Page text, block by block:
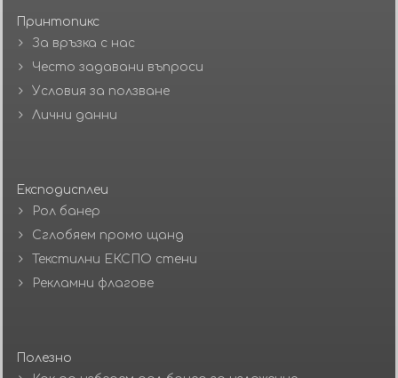
Принтопикс
За връзка с нас
Често задавани въпроси
Условия за ползване
Лични данни
Експодисплеи
Рол банер
Сглобяем промо щанд
Текстилни ЕКСПО стени
Рекламни флагове
Полезно